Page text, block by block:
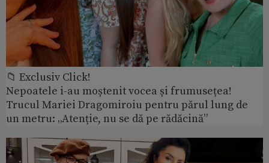
📁 Exclusiv Click!
Nepoatele i-au moștenit vocea și frumusețea!
Trucul Mariei Dragomiroiu pentru părul lung de
un metru: „Atenție, nu se dă pe rădăcină”